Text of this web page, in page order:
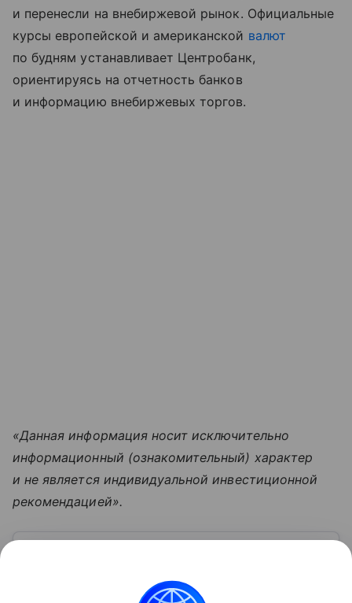
и перенесли на внебиржевой рынок. Официальные
курсы европейской и американской валют
по будням устанавливает Центробанк,
ориентируясь на отчетность банков
и информацию внебиржевых торгов.
«Данная информация носит исключительно
информационный (ознакомительный) характер
и не является индивидуальной инвестиционной
рекомендацией».